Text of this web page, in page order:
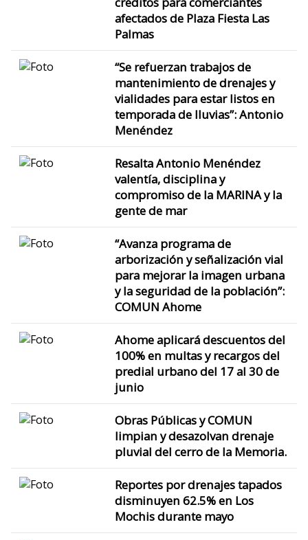
afectados de Plaza Fiesta Las
Palmas
“Se refuerzan trabajos de
mantenimiento de drenajes y
vialidades para estar listos en
temporada de lluvias”: Antonio
Menéndez
Resalta Antonio Menéndez
valentía, disciplina y
compromiso de la MARINA y la
gente de mar
“Avanza programa de
arborización y señalización vial
para mejorar la imagen urbana
y la seguridad de la población”:
COMUN Ahome
Ahome aplicará descuentos del
100% en multas y recargos del
predial urbano del 17 al 30 de
junio
Obras Públicas y COMUN
limpian y desazolvan drenaje
pluvial del cerro de la Memoria.
Reportes por drenajes tapados
disminuyen 62.5% en Los
Mochis durante mayo